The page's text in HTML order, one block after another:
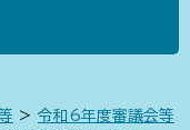
> 令和6年度審議会等